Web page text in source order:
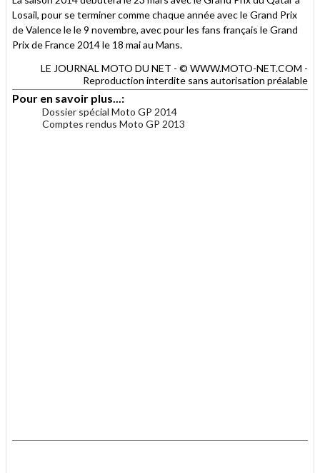
Losail, pour se terminer comme chaque année avec le Grand Prix
de Valence le le 9 novembre, avec pour les fans français le Grand
Prix de France 2014 le 18 mai au Mans.
LE JOURNAL MOTO DU NET - © WWW.MOTO-NET.COM -
Reproduction interdite sans autorisation préalable
Pour en savoir plus...:
Dossier spécial Moto GP 2014
Comptes rendus Moto GP 2013